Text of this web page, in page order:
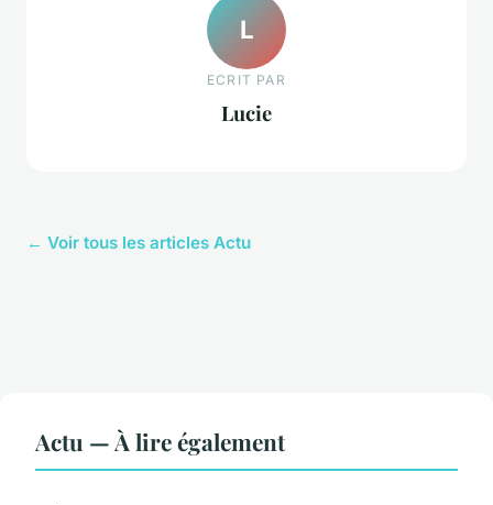
L
ECRIT PAR
Lucie
← Voir tous les articles Actu
Actu — À lire également